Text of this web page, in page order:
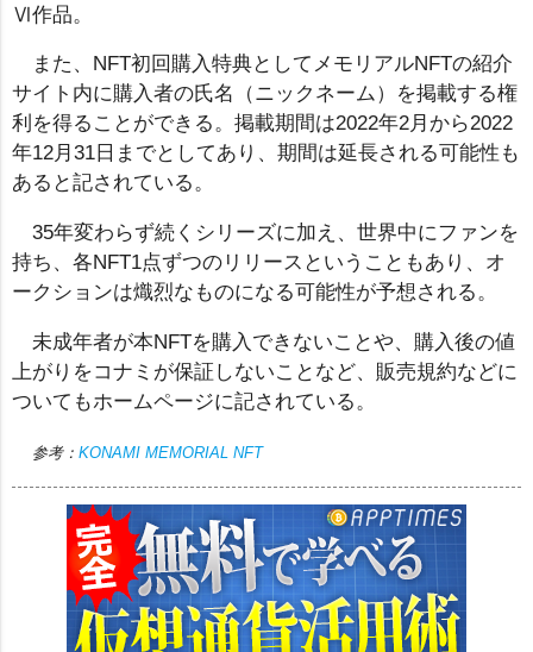
Ⅵ作品。
また、NFT初回購入特典としてメモリアルNFTの紹介
サイト内に購入者の氏名（ニックネーム）を掲載する権
利を得ることができる。掲載期間は2022年2月から2022
年12月31日までとしてあり、期間は延長される可能性も
あると記されている。
35年変わらず続くシリーズに加え、世界中にファンを
持ち、各NFT1点ずつのリリースということもあり、オ
ークションは熾烈なものになる可能性が予想される。
未成年者が本NFTを購入できないことや、購入後の値
上がりをコナミが保証しないことなど、販売規約などに
ついてもホームページに記されている。
参考： KONAMI MEMORIAL NFT